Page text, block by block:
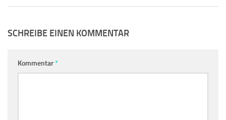
SCHREIBE EINEN KOMMENTAR
Kommentar*